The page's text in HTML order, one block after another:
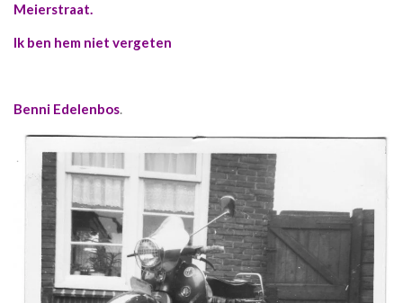
Meierstraat.
Ik ben hem niet vergeten
Benni Edelenbos.